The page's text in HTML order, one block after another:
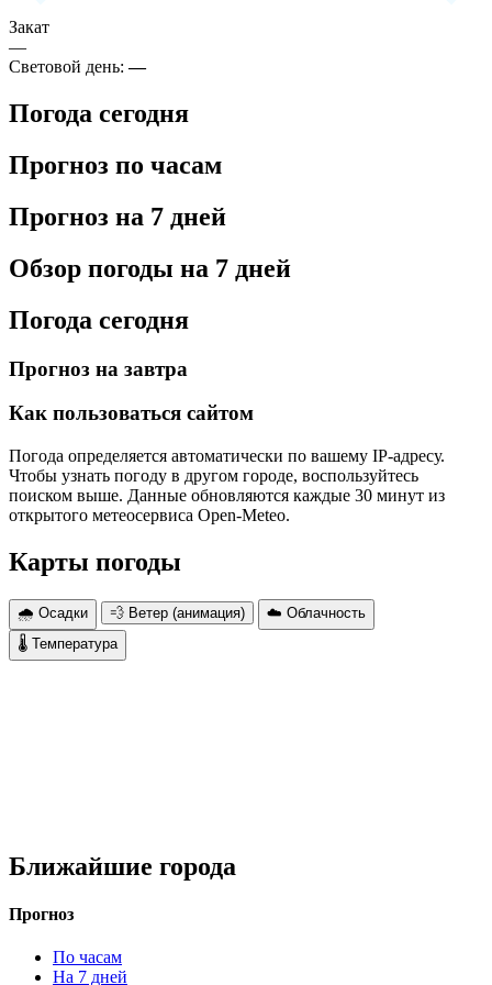
Закат
—
Световой день:—
Погода сегодня
Прогноз по часам
Прогноз на 7 дней
Обзор погоды на 7 дней
Погода сегодня
Прогноз на завтра
Как пользоваться сайтом
Погода определяется автоматически по вашему IP-адресу.
Чтобы узнать погоду в другом городе, воспользуйтесь
поиском выше. Данные обновляются каждые 30 минут из
открытого метеосервиса Open-Meteo.
Карты погоды
🌧 Осадки 💨 Ветер (анимация)
☁️ Облачность
🌡 Температура
Ближайшие города
Прогноз
По часам
На 7 дней